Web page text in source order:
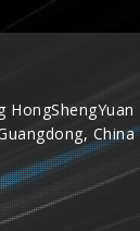
China